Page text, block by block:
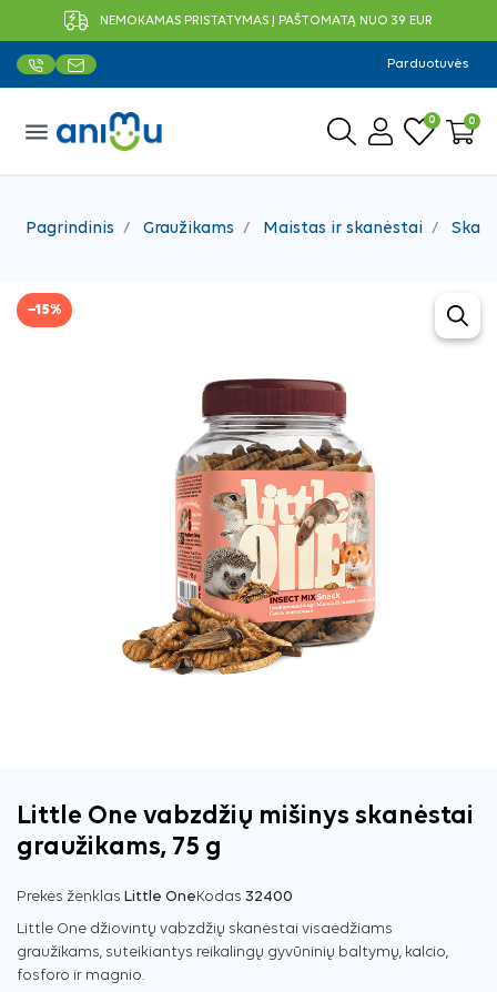
NEMOKAMAS PRISTATYMAS Į PAŠTOMATĄ NUO 39 EUR
Parduotuvės
menu 0 0
Pagrindinis Graužikams Maistas ir skanėstai
−15%
Little One vabzdžių mišinys skanėstai
graužikams, 75 g
Prekės ženklas Little OneKodas 32400
Little One džiovintų vabzdžių skanėstai visaėdžiams
graužikams, suteikiantys reikalingų gyvūninių baltymų, kalcio,
fosforo ir magnio.